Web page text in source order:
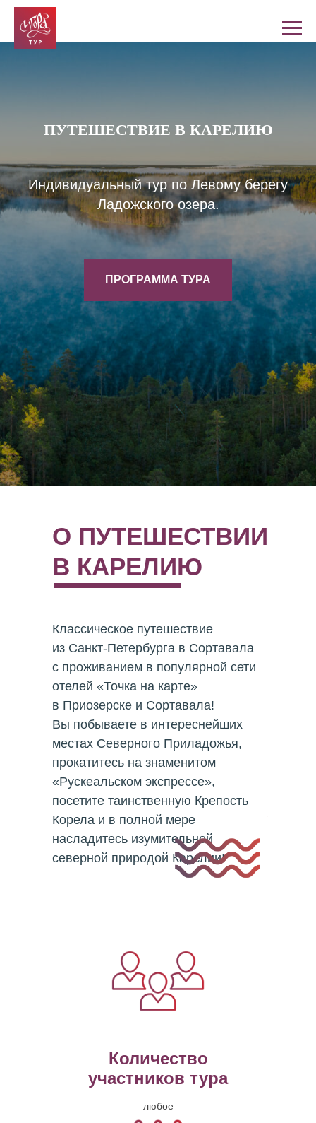
ПУТЕШЕСТВИЕ В КАРЕЛИЮ
Индивидуальный тур по Левому берегу
Ладожского озера.
ПРОГРАММА ТУРА
О ПУТЕШЕСТВИИ
В КАРЕЛИЮ
Классическое путешествие
из Санкт-Петербурга в Сортавала
с проживанием в популярной сети
отелей «Точка на карте»
в Приозерске и Сортавала!
Вы побываете в интереснейших
местах Северного Приладожья,
прокатитесь на знаменитом
«Рускеальском экспрессе»,
посетите таинственную Крепость
Корела и в полной мере
насладитесь изумительной
северной природой Карелии!
Количество
участников тура
любое